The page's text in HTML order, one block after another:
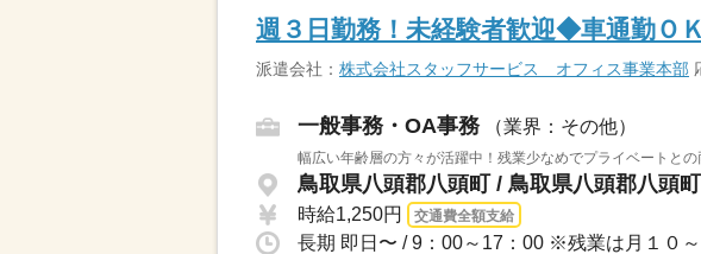
週３日勤務！未経験者歓迎◆車通勤Ｏ
派遣会社： 株式会社スタッフサービス オフィス事業本部
一般事務・OA事務 （業界：その他）
幅広い年齢層の方々が活躍中！残業少なめでプライベート
鳥取県八頭郡八頭町 / 鳥取県八頭郡八頭町
時給1,250円 交通費全額支給